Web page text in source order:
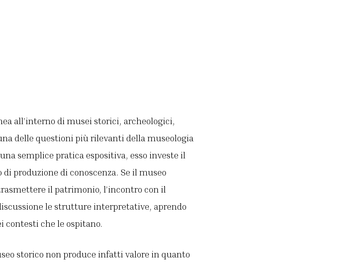
all’interno di musei storici, archeologici,
delle questioni più rilevanti della museologia
semplice pratica espositiva, esso investe il
produzione di conoscenza. Se il museo
il patrimonio, l’incontro con il
le strutture interpretative, aprendo
contesti che le ospitano.
storico non produce infatti valore in quanto